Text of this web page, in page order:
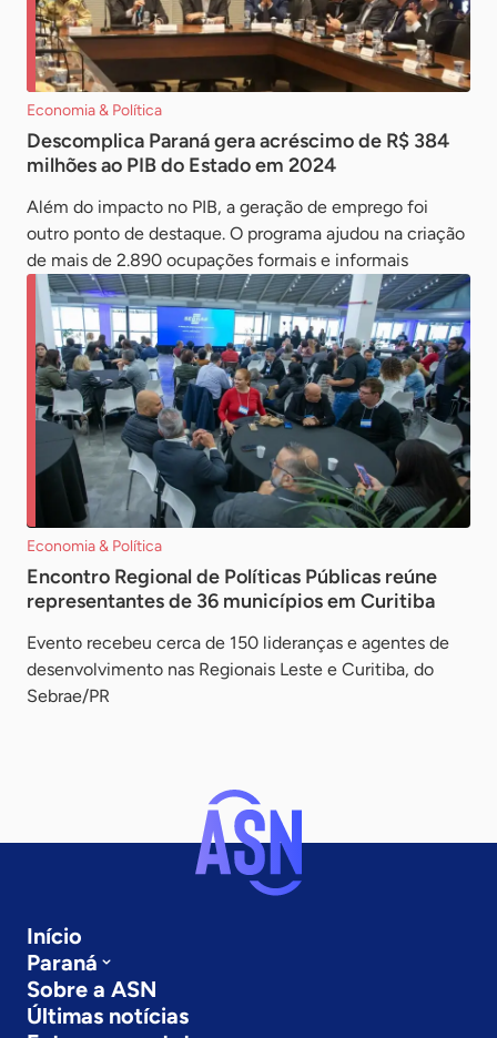
Economia & Política
Descomplica Paraná gera acréscimo de R$ 384
milhões ao PIB do Estado em 2024
Além do impacto no PIB, a geração de emprego foi
outro ponto de destaque. O programa ajudou na criação
de mais de 2.890 ocupações formais e informais
Economia & Política
Encontro Regional de Políticas Públicas reúne
representantes de 36 municípios em Curitiba
Evento recebeu cerca de 150 lideranças e agentes de
desenvolvimento nas Regionais Leste e Curitiba, do
Sebrae/PR
Início
Paraná
Sobre a ASN
Últimas notícias